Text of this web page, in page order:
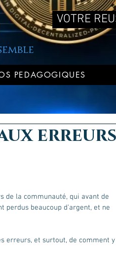
VOTRE
PEDAGOGIQUES
erreurs
de la communauté, qui avant de
perdus beaucoup d'argent, et ne
erreurs, et surtout, de comment y